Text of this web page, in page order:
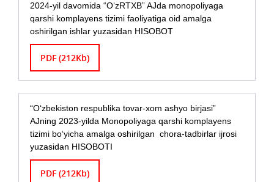
2024-yil davomida “O‘zRTXB” AJda monopoliyaga
qarshi komplayens tizimi faoliyatiga oid amalga
oshirilgan ishlar yuzasidan HISOBOT
PDF (212Kb)
“O‘zbekiston respublika tovar-xom ashyo birjasi”
AJning 2023-yilda Monopoliyaga qarshi komplayens
tizimi bo‘yicha amalga oshirilgan chora-tadbirlar ijrosi
yuzasidan HISOBOTI
PDF (212Kb)